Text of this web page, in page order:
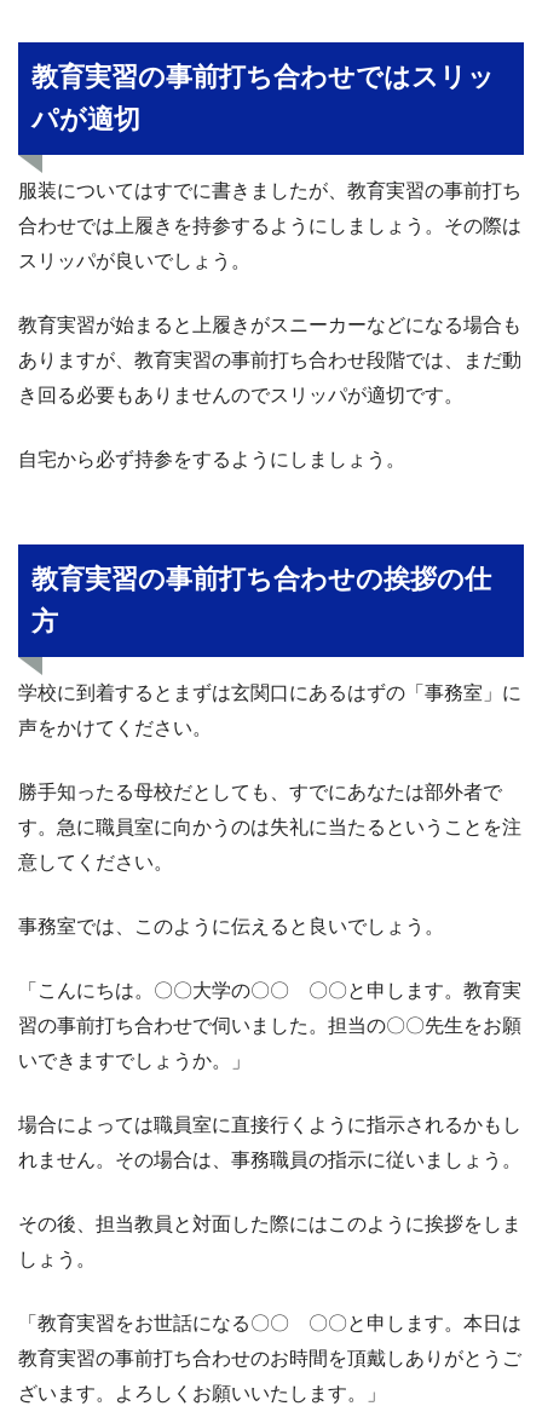
教育実習の事前打ち合わせではスリッ
パが適切
服装についてはすでに書きましたが、教育実習の事前打ち
合わせでは上履きを持参するようにしましょう。その際は
スリッパが良いでしょう。
教育実習が始まると上履きがスニーカーなどになる場合も
ありますが、教育実習の事前打ち合わせ段階では、まだ動
き回る必要もありませんのでスリッパが適切です。
自宅から必ず持参をするようにしましょう。
教育実習の事前打ち合わせの挨拶の仕
方
学校に到着するとまずは玄関口にあるはずの「事務室」に
声をかけてください。
勝手知ったる母校だとしても、すでにあなたは部外者で
す。急に職員室に向かうのは失礼に当たるということを注
意してください。
事務室では、このように伝えると良いでしょう。
「こんにちは。〇〇大学の〇〇 〇〇と申します。教育実
習の事前打ち合わせで伺いました。担当の〇〇先生をお願
いできますでしょうか。」
場合によっては職員室に直接行くように指示されるかもし
れません。その場合は、事務職員の指示に従いましょう。
その後、担当教員と対面した際にはこのように挨拶をしま
しょう。
「教育実習をお世話になる〇〇 〇〇と申します。本日は
教育実習の事前打ち合わせのお時間を頂戴しありがとうご
ざいます。よろしくお願いいたします。」